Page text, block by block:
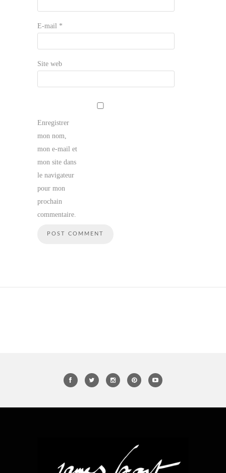
E-mail *
Site web
Enregistrer
mon nom,
mon e-mail et
mon site dans
le navigateur
pour mon
prochain
commentaire.